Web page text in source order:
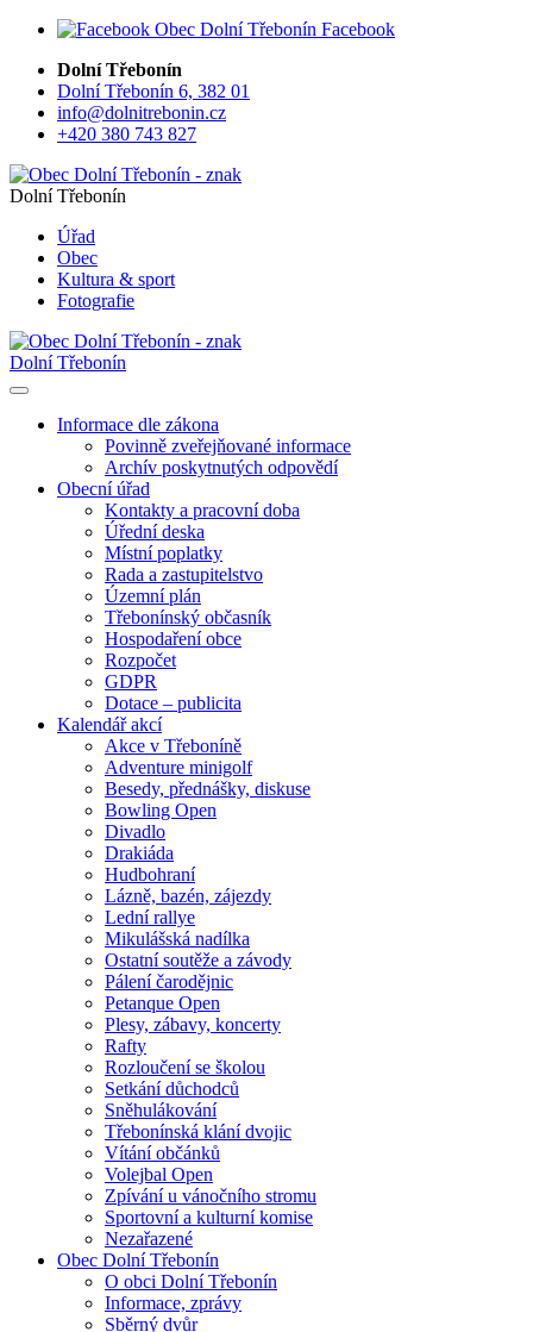
Facebook
Dolní Třebonín
Dolní Třebonín 6, 382 01
info@dolnitrebonin.cz
+420 380 743 827
Dolní Třebonín
Úřad
Obec
Kultura & sport
Fotografie
Dolní Třebonín
Informace dle zákona
Povinně zveřejňované informace
Archív poskytnutých odpovědí
Obecní úřad
Kontakty a pracovní doba
Úřední deska
Místní poplatky
Rada a zastupitelstvo
Územní plán
Třebonínský občasník
Hospodaření obce
Rozpočet
GDPR
Dotace – publicita
Kalendář akcí
Akce v Třeboníně
Adventure minigolf
Besedy, přednášky, diskuse
Bowling Open
Divadlo
Drakiáda
Hudbohraní
Lázně, bazén, zájezdy
Lední rallye
Mikulášská nadílka
Ostatní soutěže a závody
Pálení čarodějnic
Petanque Open
Plesy, zábavy, koncerty
Rafty
Rozloučení se školou
Setkání důchodců
Sněhulákování
Třebonínská klání dvojic
Vítání občánků
Volejbal Open
Zpívání u vánočního stromu
Sportovní a kulturní komise
Nezařazené
Obec Dolní Třebonín
O obci Dolní Třebonín
Informace, zprávy
Sběrný dvůr